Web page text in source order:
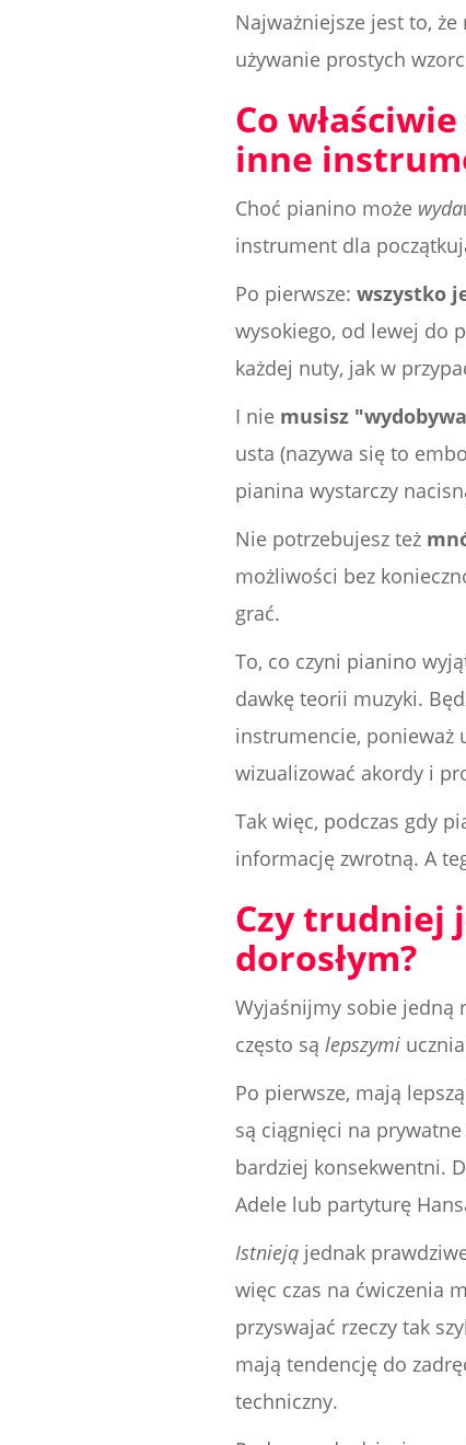
Najważniejsze jest to,
używanie prostych
Co
inne
Choć pianino może
instrument dla
Po pierwsze:wszystko
wysokiego, od lewej do
każdej nuty, jak w
I nie musisz
usta (nazywa się to
pianina wystarczy
Nie potrzebujesz też
możliwości bez
grać.
To, co czyni pianino
dawkę teorii muzyki.
instrumencie, ponieważ
wizualizować akordy i
Tak więc, podczas gdy
informację zwrotną. A
Czy trudniej
dorosłym?
Wyjaśnijmy sobie jedną
często sąlepszymi
Po pierwsze, mają lepszą
są ciągnięci na
bardziej konsekwentni.
Adele lub partyturę
Istnieją jednak
więc czas na ćwiczenia
przyswajać rzeczy tak
mają tendencję do
techniczny.